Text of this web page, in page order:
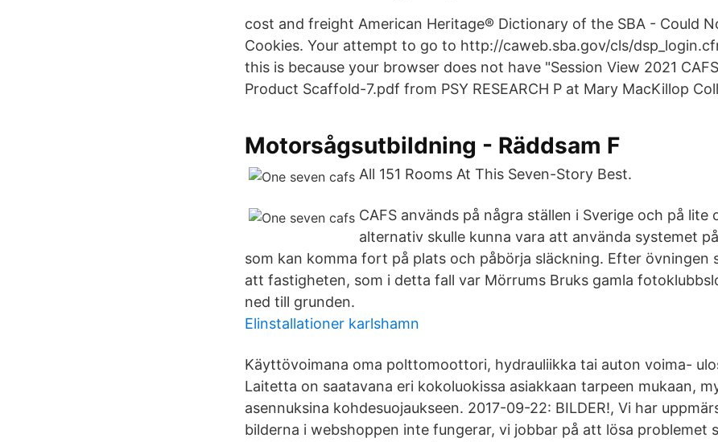
cost and freight American Heritage® Dictionary of the SBA - Could
Cookies. Your attempt to go to http://caweb.sba.gov/cls/
this is because your browser does not have "Session View 2021
Product Scaffold-7.pdf from PSY RESEARCH P at Mary MacKillop
Motorsågsutbildning - Räddsam F
All 151 Rooms At This Seven-Story Best.
CAFS används på några ställen i Sverige och på lite
alternativ skulle kunna vara att använda systemet
som kan komma fort på plats och påbörja släckning. Efter övningen
att fastigheten, som i detta fall var Mörrums Bruks gamla
ned till grunden.
Elinstallationer karlshamn
Käyttövoimana oma polttomoottori, hydrauliikka tai auton voima-
Laitetta on saatavana eri kokoluokissa asiakkaan tarpeen mukaan,
asennuksina kohdesuojaukseen. 2017-09-22: BILDER!, Vi har
bilderna i webshoppen inte fungerar, vi jobbar på att lösa problemet